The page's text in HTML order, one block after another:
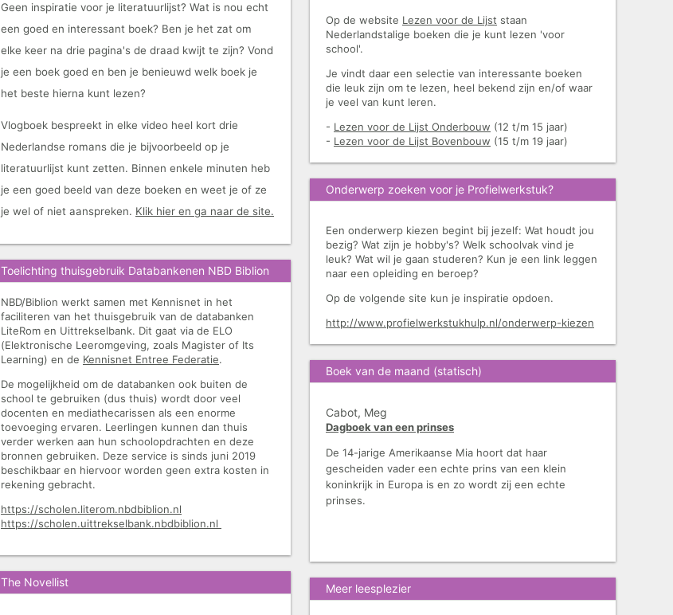
Geen inspiratie voor je literatuurlijst? Wat is nou echt
een goed en interessant boek? Ben je het zat om
elke keer na drie pagina's de draad kwijt te zijn? Vond
je een boek goed en ben je benieuwd welk boek je
het beste hierna kunt lezen?
Vlogboek bespreekt in elke video heel kort drie
Nederlandse romans die je bijvoorbeeld op je
literatuurlijst kunt zetten. Binnen enkele minuten heb
je een goed beeld van deze boeken en weet je of ze
je wel of niet aanspreken. Klik hier en ga naar de site.
Toelichting thuisgebruik Databankenen NBD Biblion
NBD/Biblion werkt samen met Kennisnet in het
faciliteren van het thuisgebruik van de databanken
LiteRom en Uittrekselbank. Dit gaat via de ELO
(Elektronische Leeromgeving, zoals Magister of Its
Learning) en de Kennisnet Entree Federatie.
De mogelijkheid om de databanken ook buiten de
school te gebruiken (dus thuis) wordt door veel
docenten en mediathecarissen als een enorme
toevoeging ervaren. Leerlingen kunnen dan thuis
verder werken aan hun schoolopdrachten en deze
bronnen gebruiken. Deze service is sinds juni 2019
beschikbaar en hiervoor worden geen extra kosten in
rekening gebracht.
https://scholen.literom.nbdbiblion.nl
https://scholen.uittrekselbank.nbdbiblion.nl
The Novellist
Op de website Lezen voor de Lijst staan
Nederlandstalige boeken die je kunt lezen 'voor
school'.
Je vindt daar een selectie van interessante boeken
die leuk zijn om te lezen, heel bekend zijn en/of waar
je veel van kunt leren.
- Lezen voor de Lijst Onderbouw (12 t/m 15 jaar)
- Lezen voor de Lijst Bovenbouw (15 t/m 19 jaar)
Onderwerp zoeken voor je Profielwerkstuk?
Een onderwerp kiezen begint bij jezelf: Wat houdt jou
bezig? Wat zijn je hobby's? Welk schoolvak vind je
leuk? Wat wil je gaan studeren? Kun je een link leggen
naar een opleiding en beroep?
Op de volgende site kun je inspiratie opdoen.
http://www.profielwerkstukhulp.nl/onderwerp-kiezen
Boek van de maand (statisch)
Cabot, Meg
Dagboek van een prinses
De 14-jarige Amerikaanse Mia hoort dat haar
gescheiden vader een echte prins van een klein
koninkrijk in Europa is en zo wordt zij een echte
prinses.
Meer leesplezier